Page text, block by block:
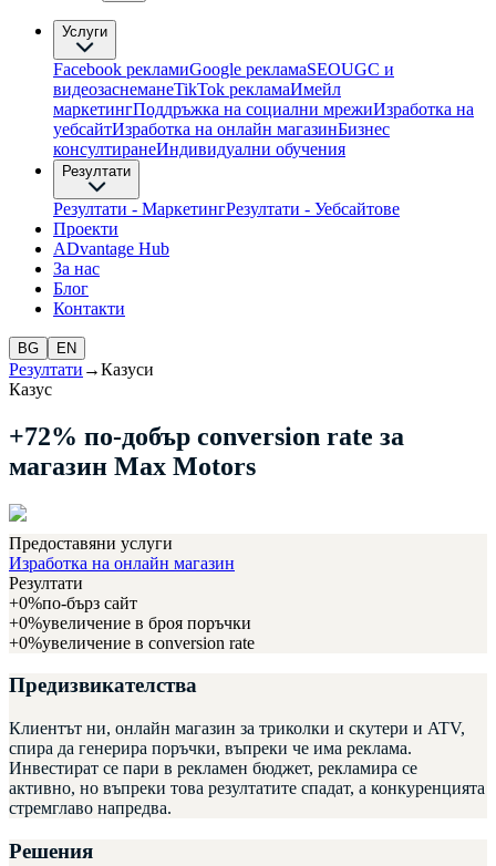
Услуги
Facebook рекламиGoogle рекламаSEOUGC и
видеозаснеманеTikTok рекламaИмейл
маркетингПоддръжка на социални мрежиИзработка на
уебсайтИзработка на онлайн магазинБизнес
консултиране​Индивидуални обучения
Резултати
Резултати - МаркетингРезултати - Уебсайтове
Проекти
ADvantage Hub
За нас
Блог
Контакти
BG EN
Резултати →Казуси
Казус
+72% по-добър conversion rate за
магазин Max Motors
Предоставяни услуги
Изработка на онлайн магазин
Резултати
+0%по-бърз сайт
+0%увеличение в броя поръчки
+0%увеличение в conversion rate
Предизвикателства
Клиентът ни, онлайн магазин за триколки и скутери и ATV,
спира да генерира поръчки, въпреки че има реклама.
Инвестират се пари в рекламен бюджет, рекламира се
активно, но въпреки това резултатите спадат, а конкуренцията
стремглаво напредва.
Решения